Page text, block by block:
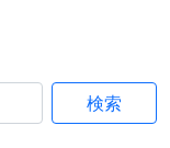
検索